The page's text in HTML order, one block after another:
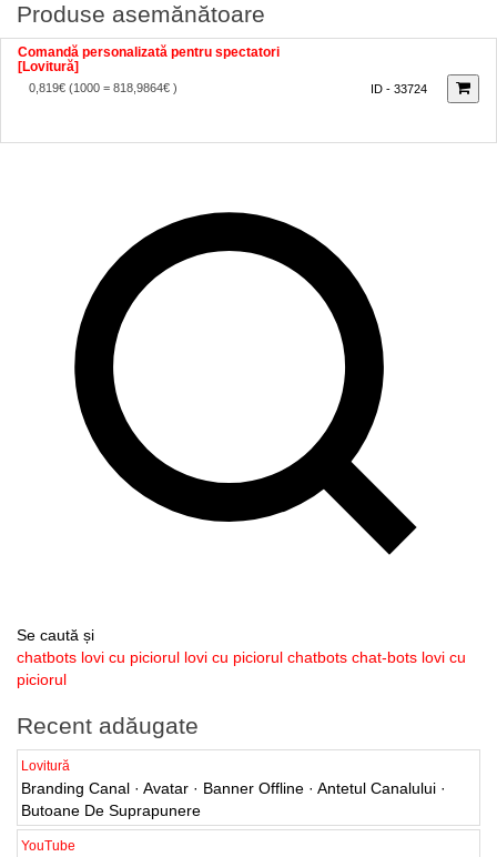
Produse asemănătoare
Comandă personalizată pentru spectatori
[Lovitură]
0,819€ (1000 = 818,9864€ ) ID - 33724
Se caută și
chatbots lovi cu piciorul lovi cu piciorul chatbots chat-bots lovi cu
piciorul
Recent adăugate
Lovitură
Branding Canal · Avatar · Banner Offline · Antetul Canalului ·
Butoane De Suprapunere
YouTube